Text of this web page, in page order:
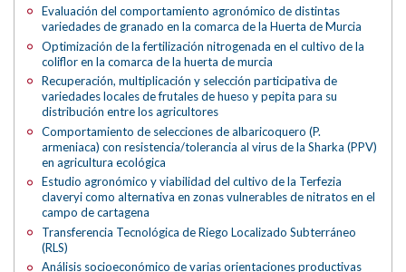
Evaluación del comportamiento agronómico de distintas
variedades de granado en la comarca de la Huerta de Murcia
Optimización de la fertilización nitrogenada en el cultivo de la
coliflor en la comarca de la huerta de murcia
Recuperación, multiplicación y selección participativa de
variedades locales de frutales de hueso y pepita para su
distribución entre los agricultores
Comportamiento de selecciones de albaricoquero (P.
armeniaca) con resistencia/tolerancia al virus de la Sharka (PPV)
en agricultura ecológica
Estudio agronómico y viabilidad del cultivo de la Terfezia
claveryi como alternativa en zonas vulnerables de nitratos en el
campo de cartagena
Transferencia Tecnológica de Riego Localizado Subterráneo
(RLS)
Análisis socioeconómico de varias orientaciones productivas